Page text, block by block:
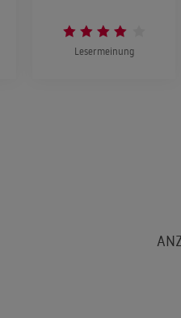
Lesermeinung